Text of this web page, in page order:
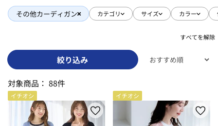
その他カーディガン カテゴリ サイズ カラー
すべてを解除
絞り込み
対象商品： 88件
イチオシ イチオシ